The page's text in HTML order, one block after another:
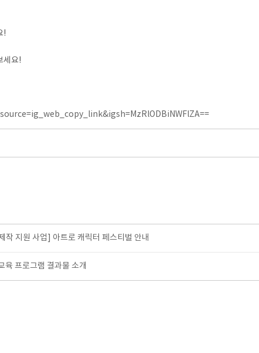
!
세요!
작 지원 사업] 아트로 캐릭터 페스티벌 안내
프로그램 결과물 소개